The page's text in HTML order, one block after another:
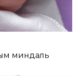
миндаль